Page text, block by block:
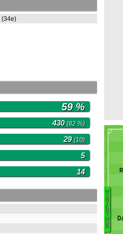
(34e)
59 %
430(82 %)
29(10)
5
14
W
I
N
T
E
R
T
H
U
R